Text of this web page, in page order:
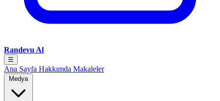
Randevu Al
☰
Ana Sayfa Hakkımda Makaleler
Medya